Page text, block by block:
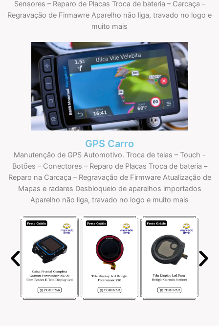
Sensores – Reparo de Placas Troca de bateria – Carcaça –
Regravação de Firmawre Aparelho não liga, travado no logo e
muito mais
GPS Carro
Manutenção de GPS Automotivo. Troca de telas – Touch -
Botões – Conectores – Reparo de Placas Troca de bateria –
Reparo na Carcaça – Regravação de Firmware Atualização de
Mapas e radares Desbloqueio de aparelhos importados
Aparelho não liga, travado no logo e muito mais